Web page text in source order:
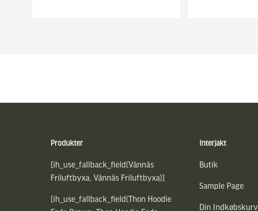
Produkter
[ih_use_fallback_field(Vännäs
Friluftbyxa, Vännäs Friluftbyxa)]
[ih_use_fallback_field(Thon Hoodie
Interjakt
Butik
Sample Page
Din Indkøbskurv